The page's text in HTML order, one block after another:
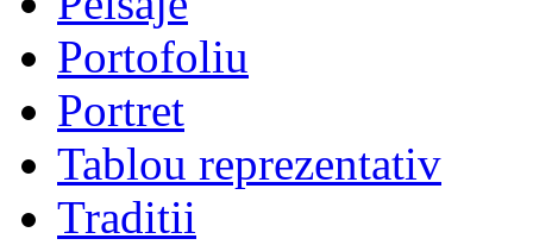
Portofoliu
Portret
Tablou reprezentativ
Traditii